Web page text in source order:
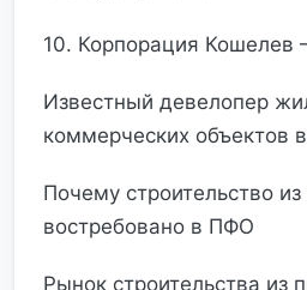
10. Корпорация
Известный девелопер
коммерческих объектов
Почему строительство
востребовано в ПФО
Рынок строительства из